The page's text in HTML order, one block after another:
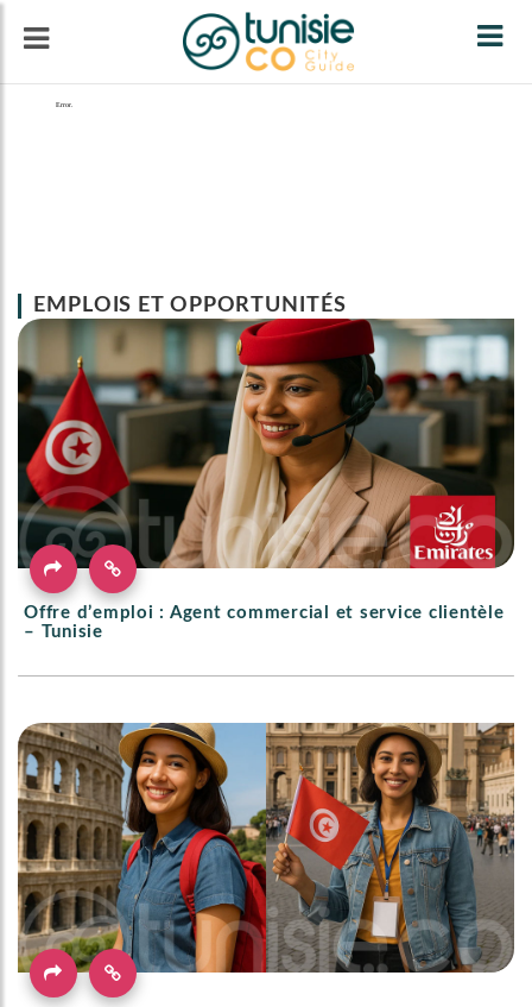
EMPLOIS ET OPPORTUNITÉS
Offre d’emploi : Agent commercial et service clientèle
– Tunisie